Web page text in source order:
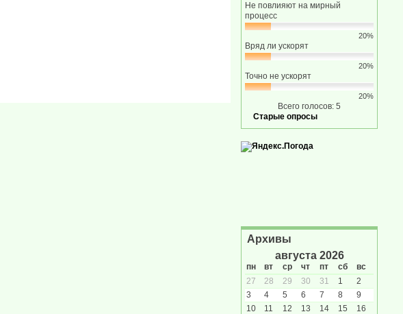
Не повлияют на мирный
процесс
20%
Вряд ли ускорят
20%
Точно не ускорят
20%
Всего голосов: 5
Старые опросы
Архивы
августа 2026
пн вт ср чт пт сб
вс
27
28 29 30 31 1
2
3
4 5 6 7 8
9
10
11 12 13 14 15
16